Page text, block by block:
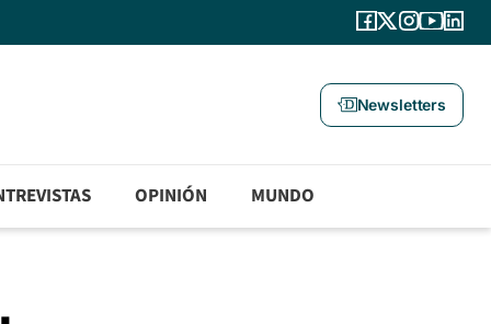
Newsletters
OPINIÓN MUNDO